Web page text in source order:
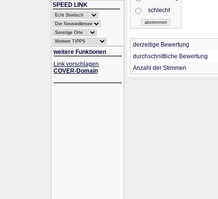
SPEED LINK
weitere Funktionen
Link vorschlagen
COVER-Domain
schlecht
derzeitige Bewertung
durchschnittliche Bewertung
Anzahl der Stimmen